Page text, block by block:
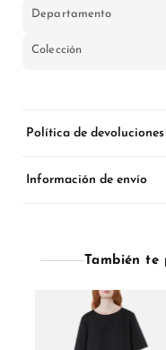
Departamento
Colección
Política de devoluciones
Información de envío
También te